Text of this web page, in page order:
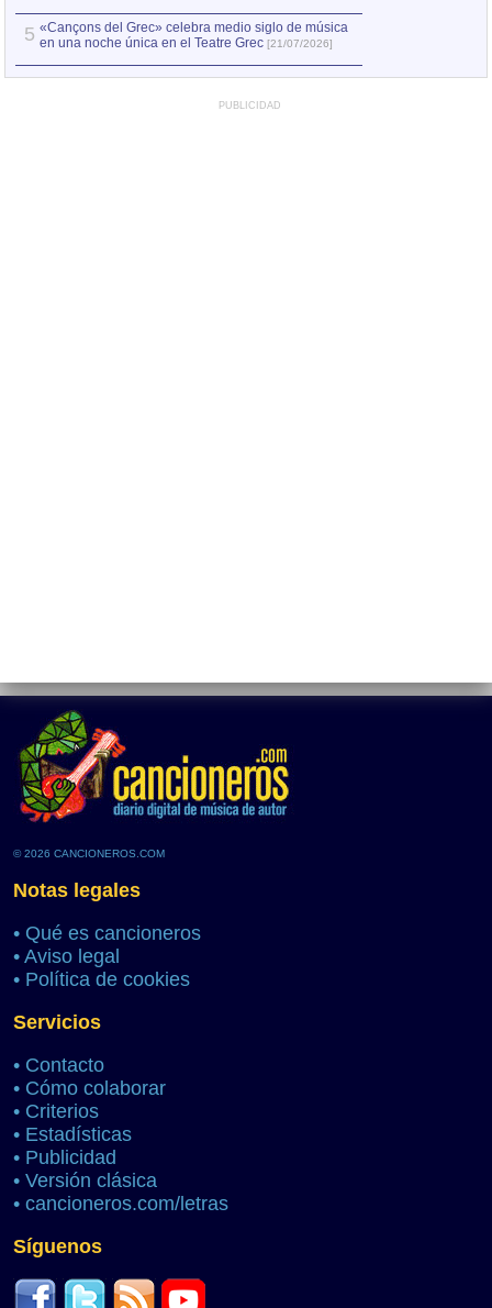
5 «Cançons del Grec» celebra medio siglo de música
en una noche única en el Teatre Grec [21/07/2026]
PUBLICIDAD
© 2026 CANCIONEROS.COM
Notas legales
• Qué es cancioneros
• Aviso legal
• Política de cookies
Servicios
• Contacto
• Cómo colaborar
• Criterios
• Estadísticas
• Publicidad
• Versión clásica
• cancioneros.com/letras
Síguenos